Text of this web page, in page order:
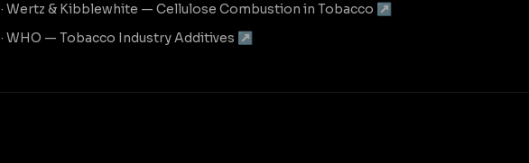
· Wertz & Kibblewhite — Cellulose Combustion in Tobacco ↗
· WHO — Tobacco Industry Additives ↗